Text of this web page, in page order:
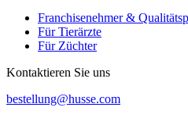
Franchisenehmer &
Für Tierärzte
Für Züchter
Kontaktieren Sie uns
bestellung@husse.com